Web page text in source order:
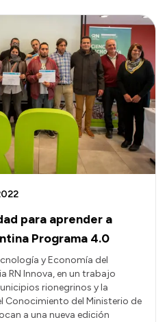
para aprender a
Programa 4.0
y Economía del
RN Innova, en un trabajo
rionegrinos y la
Conocimiento del Ministerio de
a una nueva edición